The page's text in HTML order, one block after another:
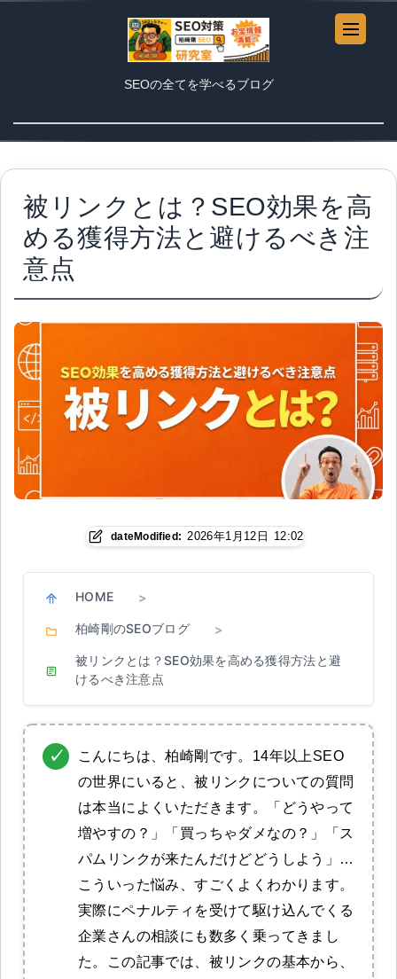
SEOの全てを学べるブログ
被リンクとは？SEO効果を高
める獲得方法と避けるべき注
意点
dateModified: 2026年1月12日 12:02
HOME >
柏崎剛のSEOブログ >
被リンクとは？SEO効果を高める獲得方法と避
けるべき注意点
こんにちは、柏崎剛です。14年以上SEO
の世界にいると、被リンクについての質問
は本当によくいただきます。「どうやって
増やすの？」「買っちゃダメなの？」「ス
パムリンクが来たんだけどどうしよう」…
こういった悩み、すごくよくわかります。
実際にペナルティを受けて駆け込んでくる
企業さんの相談にも数多く乗ってきまし
た。この記事では、被リンクの基本から、